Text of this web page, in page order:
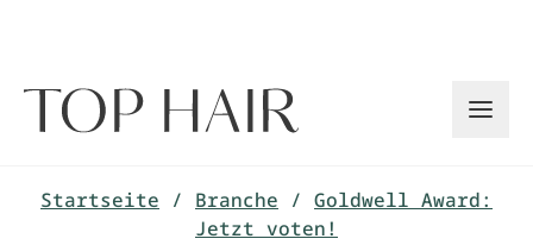
Startseite / Branche / Goldwell Award:
Jetzt voten!